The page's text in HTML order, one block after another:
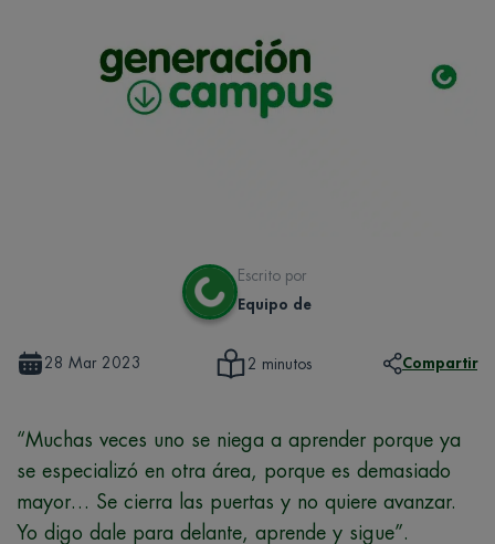
Escrito por
Equipo de
28 Mar 2023 2 minutos Compartir
“Muchas veces uno se niega a aprender porque ya
se especializó en otra área, porque es demasiado
mayor… Se cierra las puertas y no quiere avanzar.
Yo digo dale para delante, aprende y sigue”.